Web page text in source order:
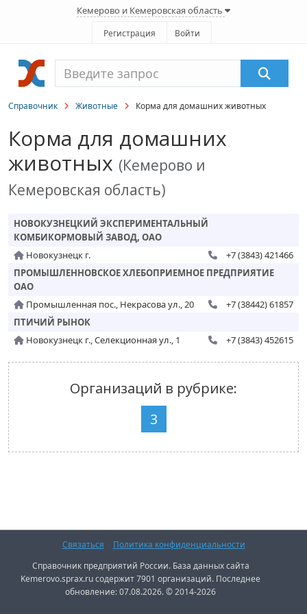
Кемерово и Кемеровская область
Регистрация Войти
Справочник Животные Корма для домашних животных
Корма для домашних
животных (Кемерово и
Кемеровская область)
НОВОКУЗНЕЦКИЙ ЭКСПЕРИМЕНТАЛЬНЫЙ
КОМБИКОРМОВЫЙ ЗАВОД, ОАО
Новокузнецк г.
+7 (3843) 421466
ПРОМЫШЛЕННОВСКОЕ ХЛЕБОПРИЕМНОЕ ПРЕДПРИЯТИЕ
ОАО
Промышленная пос., Некрасова ул., 20
+7 (38442) 61857
ПТИЧИЙ РЫНОК
Новокузнецк г., Селекционная ул., 1
+7 (3843) 452615
Организаций в рубрике:
3
Связаться
Политика конфиденциальности
Справочник предприятий России. База данных сайта
Kemerovo.sprax.ru содержит 7901 организаций. Последнее
обновление: 07.08.2026. © 2014-2026